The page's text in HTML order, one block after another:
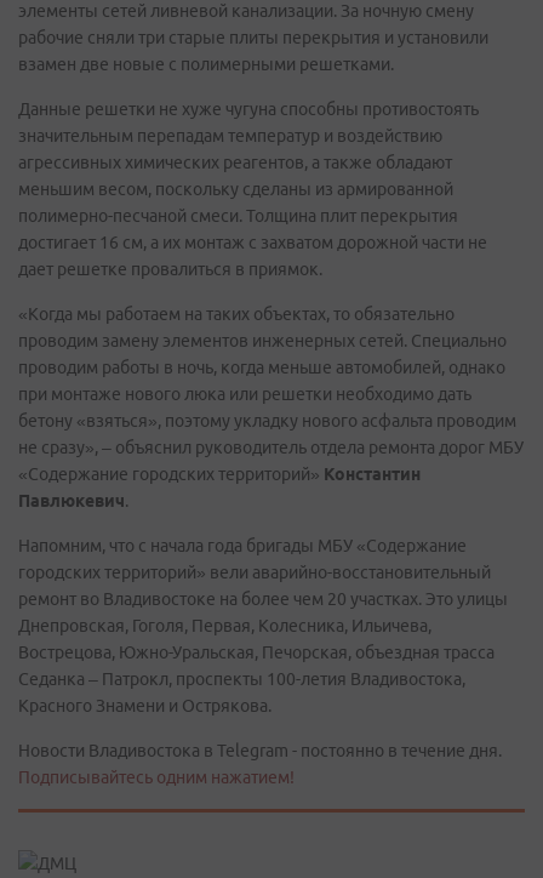
элементы сетей ливневой канализации. За ночную смену
рабочие сняли три старые плиты перекрытия и установили
взамен две новые с полимерными решетками.
Данные решетки не хуже чугуна способны противостоять
значительным перепадам температур и воздействию
агрессивных химических реагентов, а также обладают
меньшим весом, поскольку сделаны из армированной
полимерно-песчаной смеси. Толщина плит перекрытия
достигает 16 см, а их монтаж с захватом дорожной части не
дает решетке провалиться в приямок.
«Когда мы работаем на таких объектах, то обязательно
проводим замену элементов инженерных сетей. Специально
проводим работы в ночь, когда меньше автомобилей, однако
при монтаже нового люка или решетки необходимо дать
бетону «взяться», поэтому укладку нового асфальта проводим
не сразу», – объяснил руководитель отдела ремонта дорог МБУ
«Содержание городских территорий» Константин
Павлюкевич.
Напомним, что с начала года бригады МБУ «Содержание
городских территорий» вели аварийно-восстановительный
ремонт во Владивостоке на более чем 20 участках. Это улицы
Днепровская, Гоголя, Первая, Колесника, Ильичева,
Вострецова, Южно-Уральская, Печорская, объездная трасса
Седанка – Патрокл, проспекты 100-летия Владивостока,
Красного Знамени и Острякова.
Новости Владивостока в Telegram - постоянно в течение дня.
Подписывайтесь одним нажатием!